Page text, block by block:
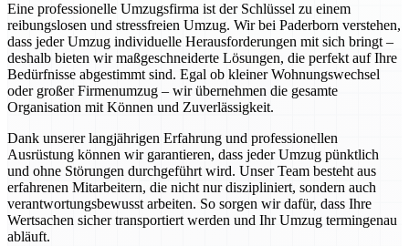
Eine professionelle Umzugsfirma ist der Schlüssel zu einem
reibungslosen und stressfreien Umzug. Wir bei Paderborn verstehen,
dass jeder Umzug individuelle Herausforderungen mit sich bringt –
deshalb bieten wir maßgeschneiderte Lösungen, die perfekt auf Ihre
Bedürfnisse abgestimmt sind. Egal ob kleiner Wohnungswechsel
oder großer Firmenumzug – wir übernehmen die gesamte
Organisation mit Können und Zuverlässigkeit.
Dank unserer langjährigen Erfahrung und professionellen
Ausrüstung können wir garantieren, dass jeder Umzug pünktlich
und ohne Störungen durchgeführt wird. Unser Team besteht aus
erfahrenen Mitarbeitern, die nicht nur diszipliniert, sondern auch
verantwortungsbewusst arbeiten. So sorgen wir dafür, dass Ihre
Wertsachen sicher transportiert werden und Ihr Umzug termingenau
abläuft.